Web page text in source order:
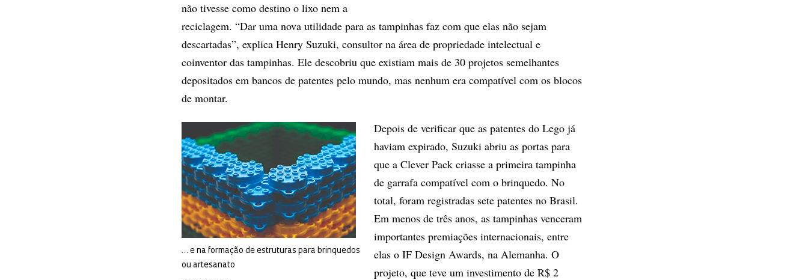
não tivesse como destino o lixo nem a
reciclagem. “Dar uma nova utilidade para as tampinhas faz com que elas não sejam
descartadas”, explica Henry Suzuki, consultor na área de propriedade intelectual e
coinventor das tampinhas. Ele descobriu que existiam mais de 30 projetos semelhantes
depositados em bancos de patentes pelo mundo, mas nenhum era compatível com os blocos
de montar.
… e na formação de estruturas para brinquedos
ou artesanato
Depois de verificar que as patentes do Lego já
haviam expirado, Suzuki abriu as portas para
que a Clever Pack criasse a primeira tampinha
de garrafa compatível com o brinquedo. No
total, foram registradas sete patentes no Brasil.
Em menos de três anos, as tampinhas venceram
importantes premiações internacionais, entre
elas o IF Design Awards, na Alemanha. O
projeto, que teve um investimento de R$ 2